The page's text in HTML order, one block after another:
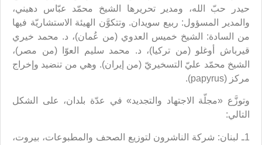
حيدر حبّ الله، ومدير تحريرها الشيخ محمّد عبّاس دهيني،
والمدير المسؤول: ربيع سويدان. وتتكوَّن الهيئة الاستشاريّة فيها
من السادة: الشيخ خميس العدوي (من عُمان)، د. محمد خيري
قيرباش أوغلو (من تركيا)، د. محمد سليم العوّا (من مصر)،
الشيخ محمّد عليّ التسخيريّ (من إيران). وهي من تنضيد وإخراج
مركز (papyrus).
وتوزَّع «مجلّة الاجتهاد والتجديد» في عدّة بلدان، على الشكل
التالي:
1ـ لبنان: شركة الناشرون لتوزيع الصحف والمطبوعات، بيروت،